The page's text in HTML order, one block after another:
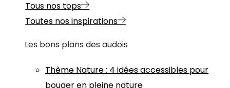
Tous nos tops
Toutes nos inspirations
Les bons plans des audois
Thème Nature: 4 idées accessibles pour
bouger en pleine nature